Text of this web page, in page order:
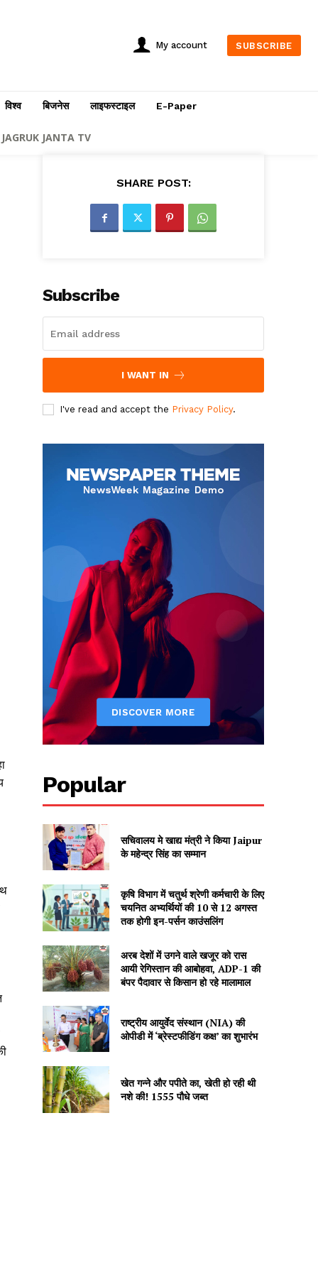
My account SUBSCRIBE
विश्व बिजनेस लाइफस्टाइल E-Paper
JAGRUK JANTA TV
SHARE POST:
Subscribe
I WANT IN
I've read and accept the Privacy Policy.
Popular
सचिवालय मे खाद्य मंत्री ने किया Jaipur
के महेन्द्र सिंह का सम्मान
कृषि विभाग में चतुर्थ श्रेणी कर्मचारी के लिए
चयनित अभ्यर्थियों की 10 से 12 अगस्त
तक होगी इन-पर्सन काउंसलिंग
अरब देशों में उगने वाले खजूर को रास
आयी रेगिस्तान की आबोहवा, ADP-1 की
बंपर पैदावार से किसान हो रहे मालामाल
राष्ट्रीय आयुर्वेद संस्थान (NIA) की
ओपीडी में ‘ब्रेस्टफीडिंग कक्ष’ का शुभारंभ
खेत गन्ने और पपीते का, खेती हो रही थी
नशे की! 1555 पौधे जब्त